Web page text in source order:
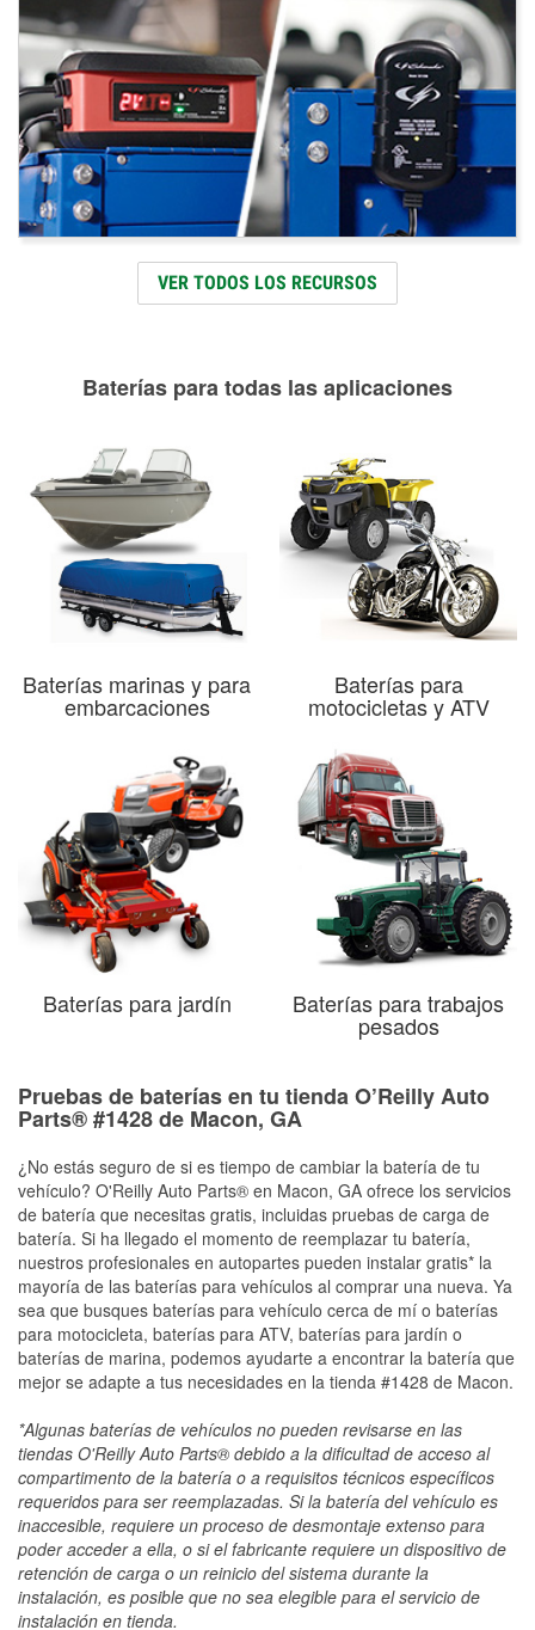
VER TODOS LOS RECURSOS
Baterías para todas las aplicaciones
Baterías marinas y para
embarcaciones
Baterías para
motocicletas y ATV
Baterías para jardín Baterías para trabajos
pesados
Pruebas de baterías en tu tienda O’Reilly Auto
Parts® #1428 de Macon, GA
¿No estás seguro de si es tiempo de cambiar la batería de tu
vehículo? O'Reilly Auto Parts® en Macon, GA ofrece los servicios
de batería que necesitas gratis, incluidas pruebas de carga de
batería. Si ha llegado el momento de reemplazar tu batería,
nuestros profesionales en autopartes pueden instalar gratis* la
mayoría de las baterías para vehículos al comprar una nueva. Ya
sea que busques baterías para vehículo cerca de mí o baterías
para motocicleta, baterías para ATV, baterías para jardín o
baterías de marina, podemos ayudarte a encontrar la batería que
mejor se adapte a tus necesidades en la tienda #1428 de Macon.
*Algunas baterías de vehículos no pueden revisarse en las
tiendas O'Reilly Auto Parts® debido a la dificultad de acceso al
compartimento de la batería o a requisitos técnicos específicos
requeridos para ser reemplazadas. Si la batería del vehículo es
inaccesible, requiere un proceso de desmontaje extenso para
poder acceder a ella, o si el fabricante requiere un dispositivo de
retención de carga o un reinicio del sistema durante la
instalación, es posible que no sea elegible para el servicio de
instalación en tienda.